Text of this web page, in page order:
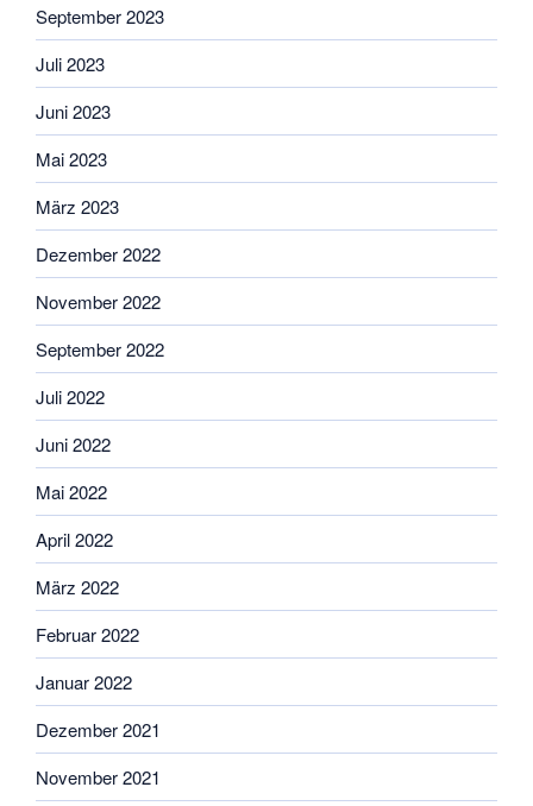
September 2023
Juli 2023
Juni 2023
Mai 2023
März 2023
Dezember 2022
November 2022
September 2022
Juli 2022
Juni 2022
Mai 2022
April 2022
März 2022
Februar 2022
Januar 2022
Dezember 2021
November 2021